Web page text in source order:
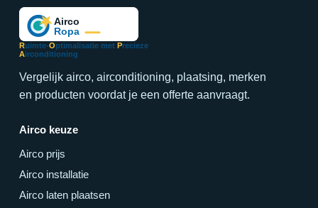
Ruimte-Optimalisatie met Precieze
Airconditioning
Vergelijk airco, airconditioning, plaatsing, merken
en producten voordat je een offerte aanvraagt.
Airco keuze
Airco prijs
Airco installatie
Airco laten plaatsen